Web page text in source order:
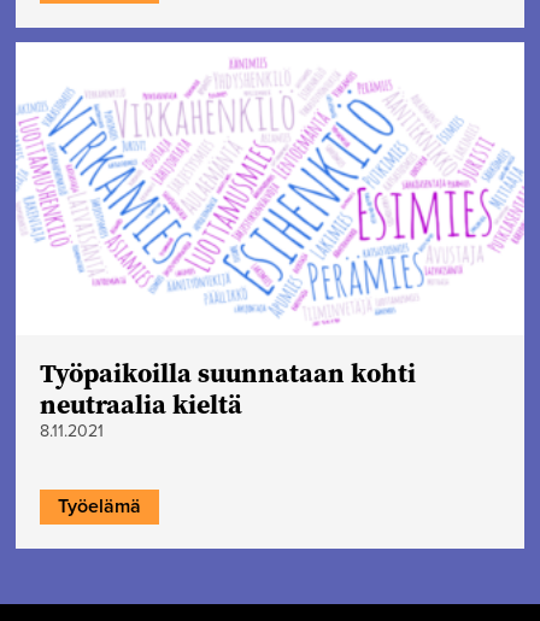
Työpaikoilla suunnataan kohti
neutraalia kieltä
8.11.2021
Työelämä